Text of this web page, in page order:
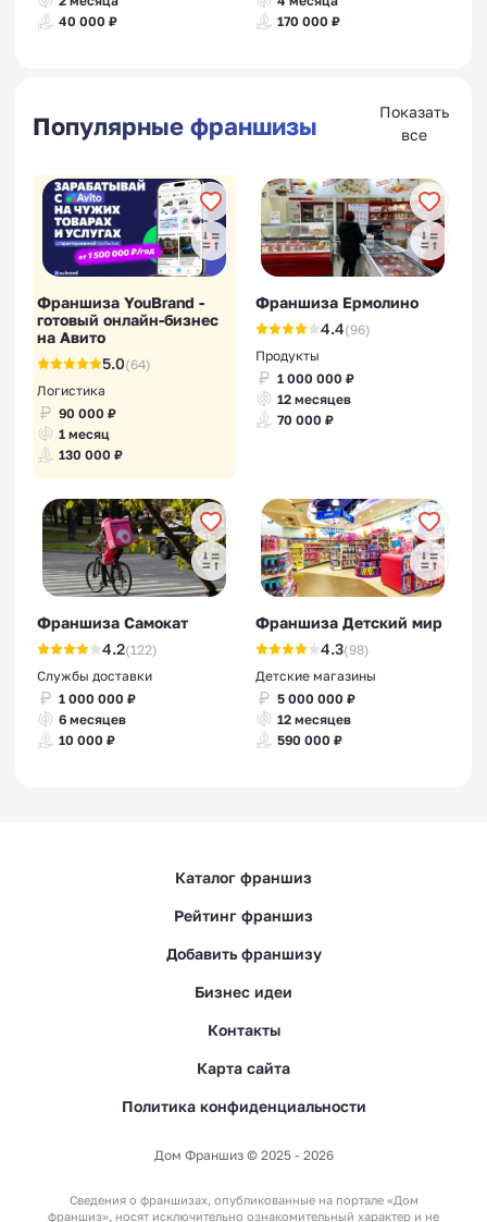
40 000 ₽
170 000 ₽
Популярные франшизы
Показать
все
Франшиза YouBrand -
готовый онлайн-бизнес
на Авито
5.0(64)
Логистика
90 000 ₽
1 месяц
130 000 ₽
Франшиза Ермолино
4.4(96)
Продукты
1 000 000 ₽
12 месяцев
70 000 ₽
Франшиза Самокат
4.2(122)
Службы доставки
1 000 000 ₽
6 месяцев
10 000 ₽
Франшиза Детский мир
4.3(98)
Детские магазины
5 000 000 ₽
12 месяцев
590 000 ₽
Каталог франшиз
Рейтинг франшиз
Добавить франшизу
Бизнес идеи
Контакты
Карта сайта
Политика конфиденциальности
Дом Франшиз © 2025 - 2026